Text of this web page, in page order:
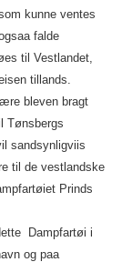
kunne ventes
falde
til Vestlandet,
tillands.
bleven bragt
Tønsbergs
sandsynligviis
til de vestlandske
Prinds
Dampfartøi i
og paa